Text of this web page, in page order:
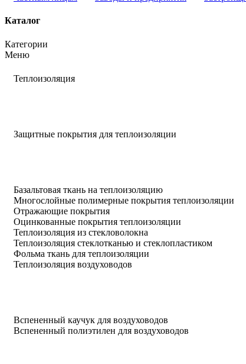
Каталог
Категории
Меню
Теплоизоляция
Защитные покрытия для теплоизоляции
Базальтовая ткань на теплоизоляцию
Многослойные полимерные покрытия теплоизоляции
Отражающие покрытия
Оцинкованные покрытия теплоизоляции
Теплоизоляция из стекловолокна
Теплоизоляция стеклотканью и стеклопластиком
Фольма ткань для теплоизоляции
Теплоизоляция воздуховодов
Вспененный каучук для воздуховодов
Вспененный полиэтилен для воздуховодов